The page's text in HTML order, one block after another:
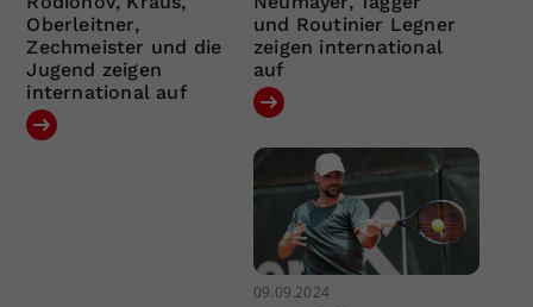
Oberleitner,
Zechmeister und die
Jugend zeigen
international auf
und Routinier Legner
zeigen international
auf
09.09.2024